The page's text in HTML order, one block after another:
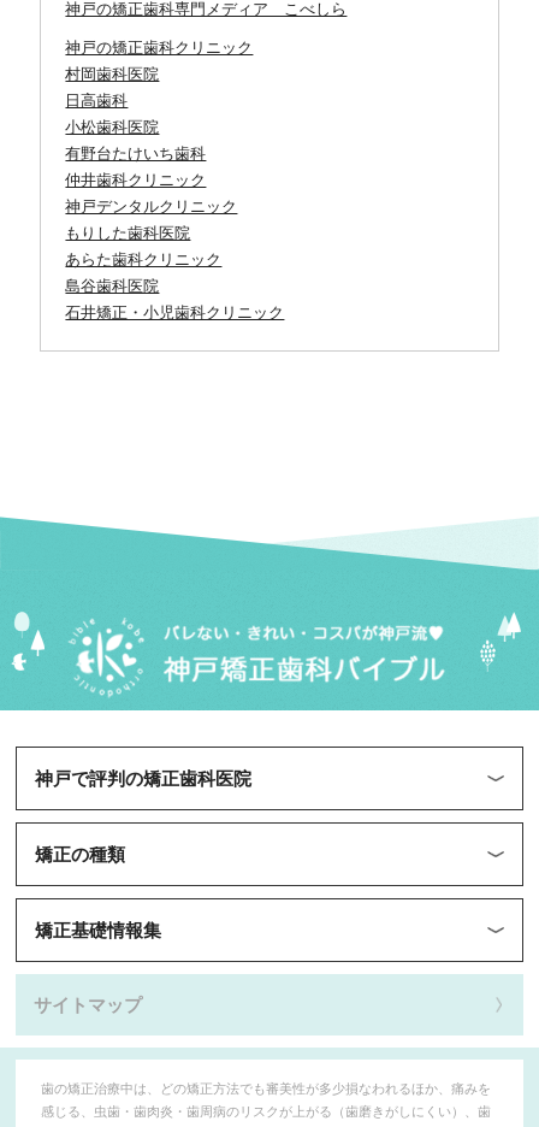
神戸の矯正歯科専門メディア こべしら
神戸の矯正歯科クリニック
村岡歯科医院
日高歯科
小松歯科医院
有野台たけいち歯科
仲井歯科クリニック
神戸デンタルクリニック
もりした歯科医院
あらた歯科クリニック
島谷歯科医院
石井矯正・小児歯科クリニック
神戸で評判の矯正歯科医院
矯正の種類
矯正基礎情報集
サイトマップ
歯の矯正治療中は、どの矯正方法でも審美性が多少損なわれるほか、痛みを
感じる、虫歯・歯肉炎・歯周病のリスクが上がる（歯磨きがしにくい）、歯